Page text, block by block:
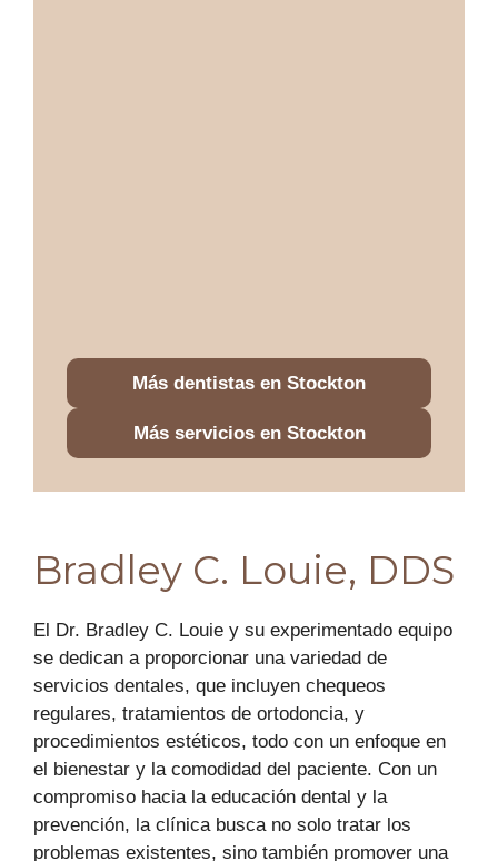
Más dentistas en Stockton
Más servicios en Stockton
Bradley C. Louie, DDS
El Dr. Bradley C. Louie y su experimentado equipo
se dedican a proporcionar una variedad de
servicios dentales, que incluyen chequeos
regulares, tratamientos de ortodoncia, y
procedimientos estéticos, todo con un enfoque en
el bienestar y la comodidad del paciente. Con un
compromiso hacia la educación dental y la
prevención, la clínica busca no solo tratar los
problemas existentes, sino también promover una